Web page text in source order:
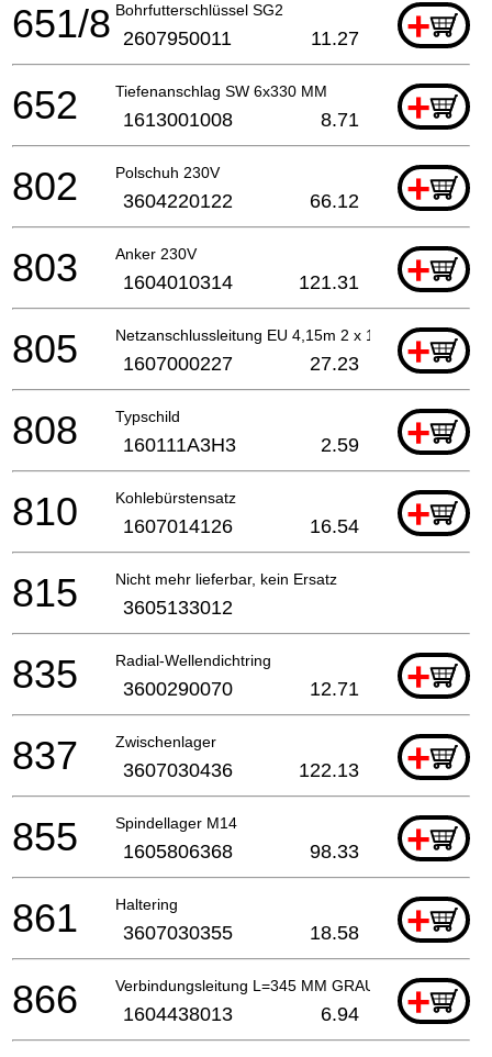
Bohrfutterschlüssel SG2 +
651/8 2607950011 11.27
Tiefenanschlag SW 6x330 MM +
652 1613001008 8.71
Polschuh 230V +
802 3604220122 66.12
Anker 230V +
803 1604010314 121.31
Netzanschlussleitung EU 4,15m 2 x 1,0mm H07 RN-F
+
805 1607000227 27.23
Typschild +
808 160111A3H3 2.59
Kohlebürstensatz +
810 1607014126 16.54
Nicht mehr lieferbar, kein Ersatz
815 3605133012
Radial-Wellendichtring +
835 3600290070 12.71
Zwischenlager +
837 3607030436 122.13
Spindellager M14 +
855 1605806368 98.33
Haltering +
861 3607030355 18.58
Verbindungsleitung L=345 MM GRAU +
866 1604438013 6.94